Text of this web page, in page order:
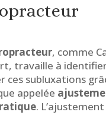
, comme
travaille à
ces subluxations
appelée
. L’ajustement